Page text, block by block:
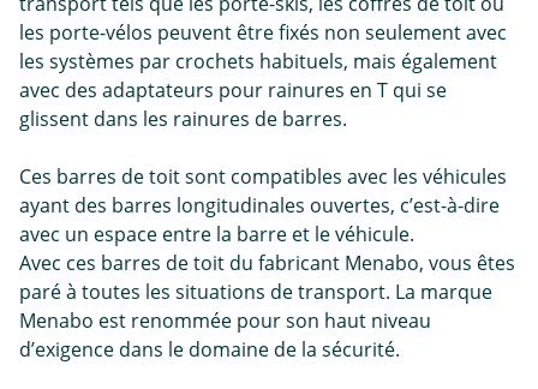
les porte-vélos peuvent être fixés non seulement avec
les systèmes par crochets habituels, mais également
avec des adaptateurs pour rainures en T qui se
glissent dans les rainures de barres.
Ces barres de toit sont compatibles avec les véhicules
ayant des barres longitudinales ouvertes, c’est-à-dire
avec un espace entre la barre et le véhicule.
Avec ces barres de toit du fabricant Menabo, vous êtes
paré à toutes les situations de transport. La marque
Menabo est renommée pour son haut niveau
d’exigence dans le domaine de la sécurité.